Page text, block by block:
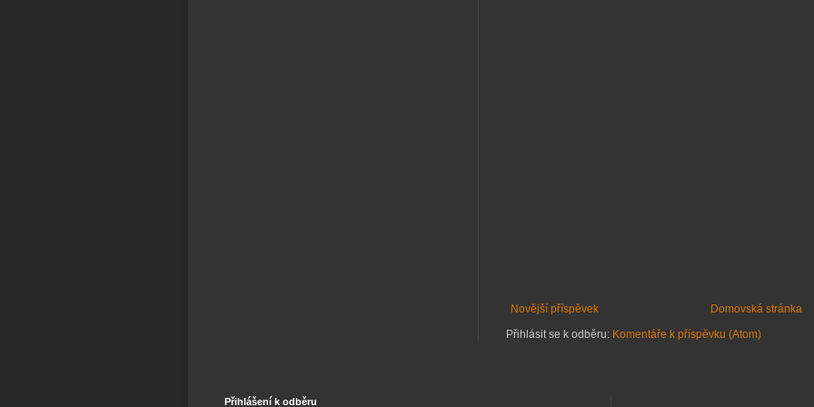
Novější příspěvek
Domovská stránka
Přihlásit se k odběru: Komentáře k příspěvku (Atom)
Přihlášení k odběru